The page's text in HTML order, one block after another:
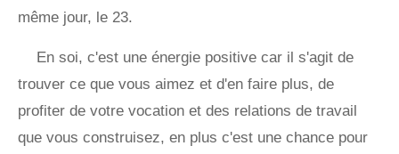
même jour, le 23.
En soi, c'est une énergie positive car il s'agit de
trouver ce que vous aimez et d'en faire plus, de
profiter de votre vocation et des relations de travail
que vous construisez, en plus c'est une chance pour